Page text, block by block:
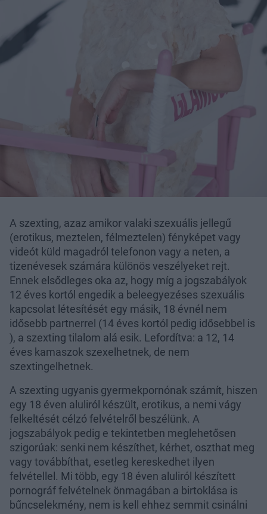
A szexting, azaz amikor valaki szexuális jellegű
(erotikus, meztelen, félmeztelen) fényképet vagy
videót küld magadról telefonon vagy a neten, a
tizenévesek számára különös veszélyeket rejt.
Ennek elsődleges oka az, hogy míg a jogszabályok
12 éves kortól engedik a beleegyezéses szexuális
kapcsolat létesítését egy másik, 18 évnél nem
idősebb partnerrel (14 éves kortól pedig idősebbel is
), a szexting tilalom alá esik. Lefordítva: a 12, 14
éves kamaszok szexelhetnek, de nem
szextingelhetnek.
A szexting ugyanis gyermekpornónak számít, hiszen
egy 18 éven aluliról készült, erotikus, a nemi vágy
felkeltését célzó felvételről beszélünk. A
jogszabályok pedig e tekintetben meglehetősen
szigorúak: senki nem készíthet, kérhet, oszthat meg
vagy továbbíthat, esetleg kereskedhet ilyen
felvétellel. Mi több, egy 18 éven aluliról készített
pornográf felvételnek önmagában a birtoklása is
bűncselekmény, nem is kell ehhez semmit csinálni